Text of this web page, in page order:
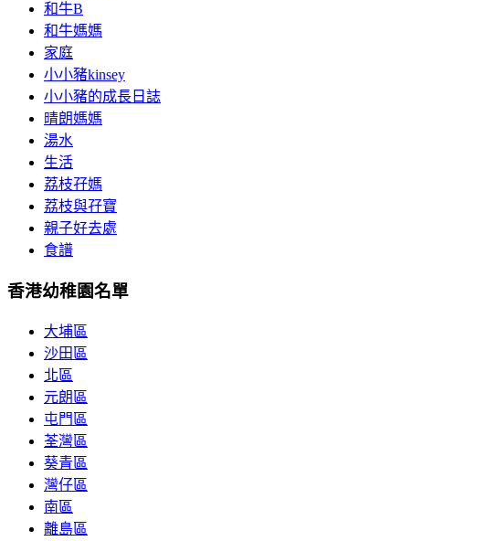
和牛B
和牛媽媽
家庭
小小豬kinsey
小小豬的成長日誌
晴朗媽媽
湯水
生活
荔枝孖媽
荔枝與孖寶
親子好去處
食譜
香港幼稚園名單
大埔區
沙田區
北區
元朗區
屯門區
荃灣區
葵青區
灣仔區
南區
離島區